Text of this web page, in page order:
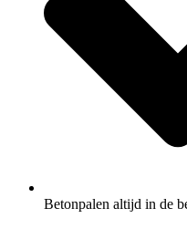
Betonpalen altijd in de